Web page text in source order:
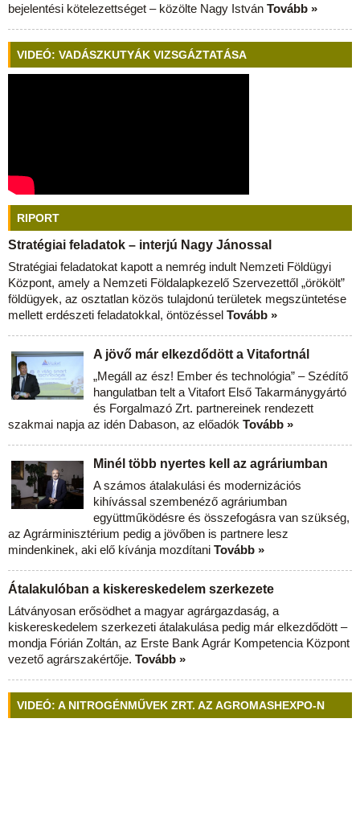
bejelentési kötelezettséget – közölte Nagy István Tovább »
VIDEÓ: VADÁSZKUTYÁK VIZSGÁZTATÁSA
RIPORT
Stratégiai feladatok – interjú Nagy Jánossal
Stratégiai feladatokat kapott a nemrég indult Nemzeti Földügyi
Központ, amely a Nemzeti Földalapkezelő Szervezettől „örökölt”
földügyek, az osztatlan közös tulajdonú területek megszüntetése
mellett erdészeti feladatokkal, öntözéssel Tovább »
A jövő már elkezdődött a Vitafortnál
„Megáll az ész! Ember és technológia” – Szédítő
hangulatban telt a Vitafort Első Takarmánygyártó
és Forgalmazó Zrt. partnereinek rendezett
szakmai napja az idén Dabason, az előadók Tovább »
Minél több nyertes kell az agráriumban
A számos átalakulási és modernizációs
kihívással szembenéző agráriumban
együttműködésre és összefogásra van szükség,
az Agrárminisztérium pedig a jövőben is partnere lesz
mindenkinek, aki elő kívánja mozdítani Tovább »
Átalakulóban a kiskereskedelem szerkezete
Látványosan erősödhet a magyar agrárgazdaság, a
kiskereskedelem szerkezeti átalakulása pedig már elkezdődött –
mondja Fórián Zoltán, az Erste Bank Agrár Kompetencia Központ
vezető agrárszakértője. Tovább »
VIDEÓ: A NITROGÉNMŰVEK ZRT. AZ AGROMASHEXPO-N